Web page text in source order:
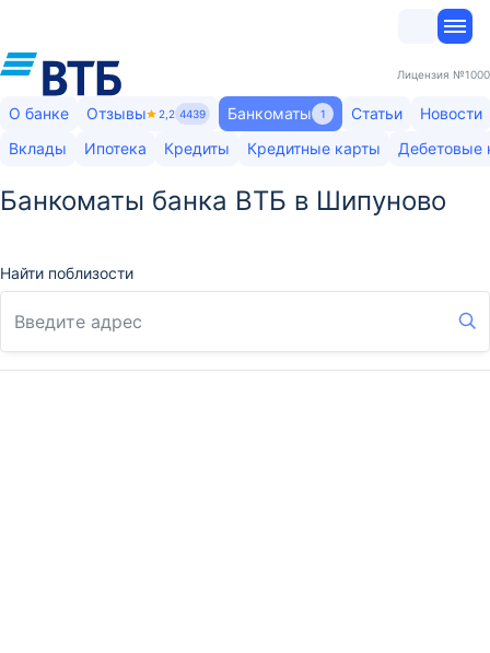
Лицензия №1000
О банке Отзывы 2,2 4439 Банкоматы 1 Статьи
Новости
Вклады
Ипотека Кредиты Кредитные карты Дебетовые
Банкоматы банка ВТБ в Шипуново
Найти поблизости